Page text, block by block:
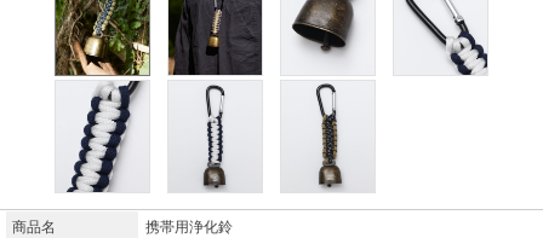
商品名
携帯用浄化鈴